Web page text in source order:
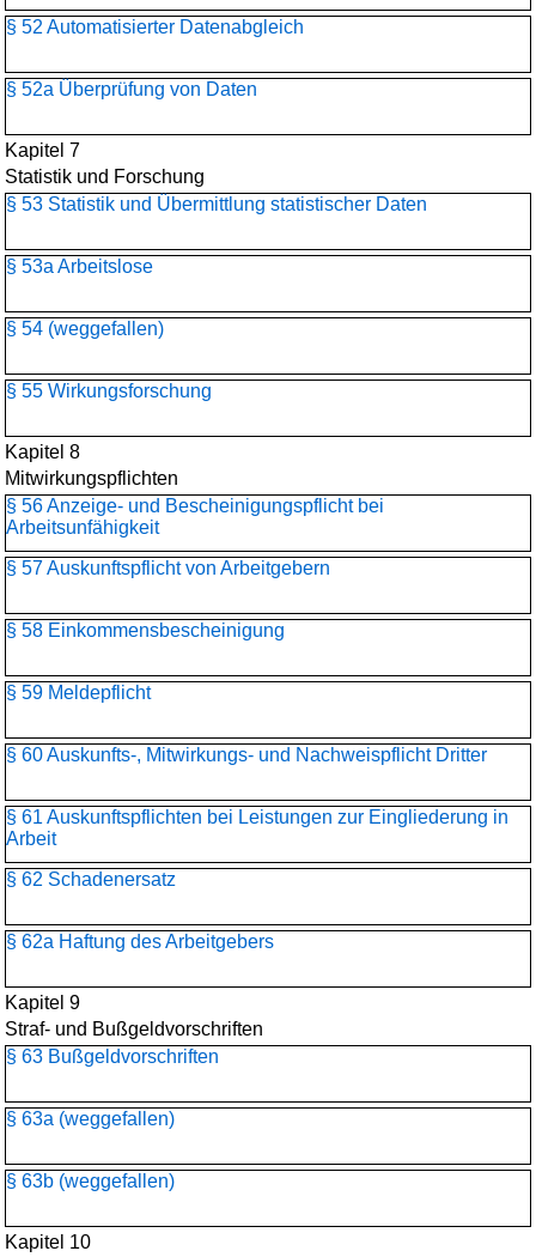
§ 52 Automatisierter Datenabgleich
§ 52a Überprüfung von Daten
Kapitel 7
Statistik und Forschung
§ 53 Statistik und Übermittlung statistischer Daten
§ 53a Arbeitslose
§ 54 (weggefallen)
§ 55 Wirkungsforschung
Kapitel 8
Mitwirkungspflichten
§ 56 Anzeige- und Bescheinigungspflicht bei
Arbeitsunfähigkeit
§ 57 Auskunftspflicht von Arbeitgebern
§ 58 Einkommensbescheinigung
§ 59 Meldepflicht
§ 60 Auskunfts-, Mitwirkungs- und Nachweispflicht Dritter
§ 61 Auskunftspflichten bei Leistungen zur Eingliederung in
Arbeit
§ 62 Schadenersatz
§ 62a Haftung des Arbeitgebers
Kapitel 9
Straf- und Bußgeldvorschriften
§ 63 Bußgeldvorschriften
§ 63a (weggefallen)
§ 63b (weggefallen)
Kapitel 10